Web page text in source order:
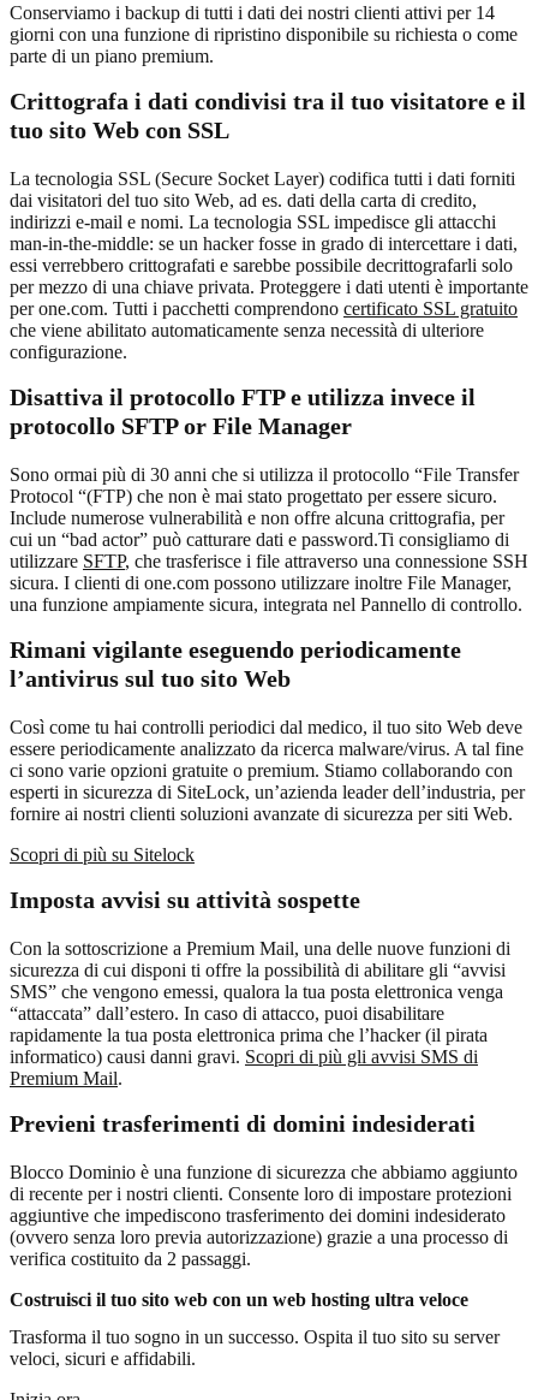
Conserviamo i backup di tutti i dati dei nostri clienti attivi per 14
giorni con una funzione di ripristino disponibile su richiesta o come
parte di un piano premium.
Crittografa i dati condivisi tra il tuo visitatore e il
tuo sito Web con SSL
La tecnologia SSL (Secure Socket Layer) codifica tutti i dati forniti
dai visitatori del tuo sito Web, ad es. dati della carta di credito,
indirizzi e-mail e nomi. La tecnologia SSL impedisce gli attacchi
man-in-the-middle: se un hacker fosse in grado di intercettare i dati,
essi verrebbero crittografati e sarebbe possibile decrittografarli solo
per mezzo di una chiave privata. Proteggere i dati utenti è importante
per one.com. Tutti i pacchetti comprendono certificato SSL gratuito
che viene abilitato automaticamente senza necessità di ulteriore
configurazione.
Disattiva il protocollo FTP e utilizza invece il
protocollo SFTP or File Manager
Sono ormai più di 30 anni che si utilizza il protocollo “File Transfer
Protocol “(FTP) che non è mai stato progettato per essere sicuro.
Include numerose vulnerabilità e non offre alcuna crittografia, per
cui un “bad actor” può catturare dati e password.Ti consigliamo di
utilizzare SFTP, che trasferisce i file attraverso una connessione SSH
sicura. I clienti di one.com possono utilizzare inoltre File Manager,
una funzione ampiamente sicura, integrata nel Pannello di controllo.
Rimani vigilante eseguendo periodicamente
l’antivirus sul tuo sito Web
Così come tu hai controlli periodici dal medico, il tuo sito Web deve
essere periodicamente analizzato da ricerca malware/virus. A tal fine
ci sono varie opzioni gratuite o premium. Stiamo collaborando con
esperti in sicurezza di SiteLock, un’azienda leader dell’industria, per
fornire ai nostri clienti soluzioni avanzate di sicurezza per siti Web.
Scopri di più su Sitelock
Imposta avvisi su attività sospette
Con la sottoscrizione a Premium Mail, una delle nuove funzioni di
sicurezza di cui disponi ti offre la possibilità di abilitare gli “avvisi
SMS” che vengono emessi, qualora la tua posta elettronica venga
“attaccata” dall’estero. In caso di attacco, puoi disabilitare
rapidamente la tua posta elettronica prima che l’hacker (il pirata
informatico) causi danni gravi. Scopri di più gli avvisi SMS di
Premium Mail.
Previeni trasferimenti di domini indesiderati
Blocco Dominio è una funzione di sicurezza che abbiamo aggiunto
di recente per i nostri clienti. Consente loro di impostare protezioni
aggiuntive che impediscono trasferimento dei domini indesiderato
(ovvero senza loro previa autorizzazione) grazie a una processo di
verifica costituito da 2 passaggi.
Costruisci il tuo sito web con un web hosting ultra veloce
Trasforma il tuo sogno in un successo. Ospita il tuo sito su server
veloci, sicuri e affidabili.